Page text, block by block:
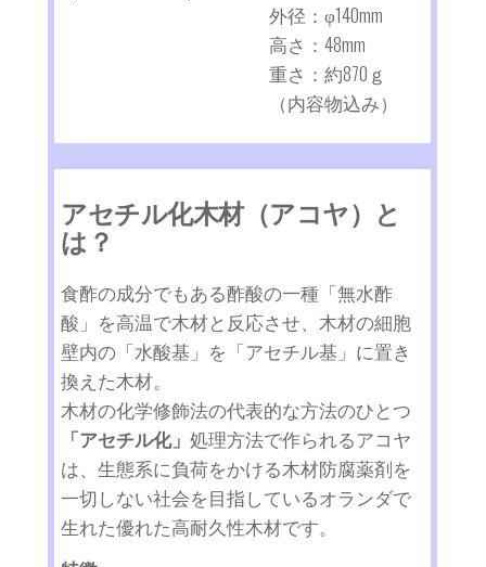
外径：φ140mm
高さ：48mm
重さ：約870ｇ
（内容物込み）
アセチル化木材（アコヤ）と
は？
食酢の成分でもある酢酸の一種「無水酢
酸」を高温で木材と反応させ、木材の細胞
壁内の「水酸基」を「アセチル基」に置き
換えた木材。
木材の化学修飾法の代表的な方法のひとつ
「アセチル化」処理方法で作られるアコヤ
は、生態系に負荷をかける木材防腐薬剤を
一切しない社会を目指しているオランダで
生れた優れた高耐久性木材です。